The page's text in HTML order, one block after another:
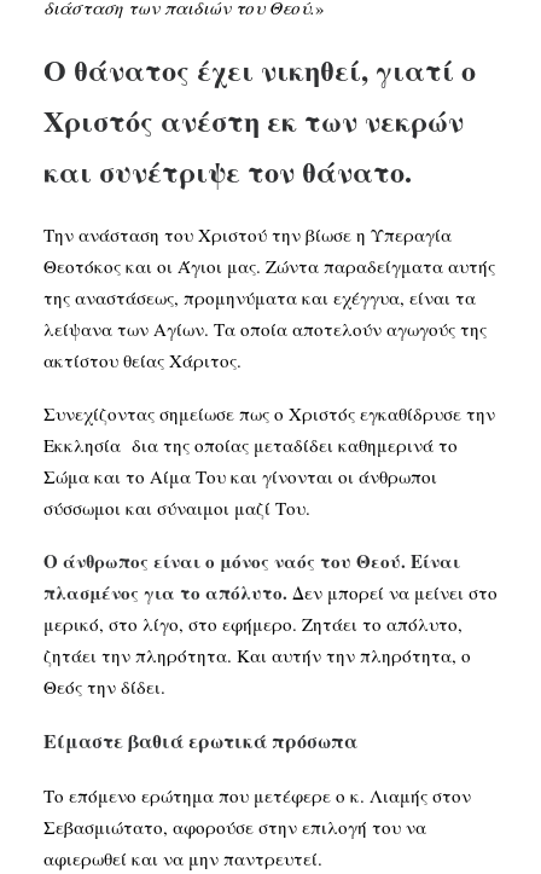
διάσταση των παιδιών του Θεού.»
Ο θάνατος έχει νικηθεί, γιατί ο
Χριστός ανέστη εκ των νεκρών
και συνέτριψε τον θάνατο.
Την ανάσταση του Χριστού την βίωσε η Υπεραγία
Θεοτόκος και οι Άγιοι μας. Ζώντα παραδείγματα αυτής
της αναστάσεως, προμηνύματα και εχέγγυα, είναι τα
λείψανα των Αγίων. Τα οποία αποτελούν αγωγούς της
ακτίστου θείας Χάριτος.
Συνεχίζοντας σημείωσε πως ο Χριστός εγκαθίδρυσε την
Εκκλησία δια της οποίας μεταδίδει καθημερινά το
Σώμα και το Αίμα Του και γίνονται οι άνθρωποι
σύσσωμοι και σύναιμοι μαζί Του.
Ο άνθρωπος είναι ο μόνος ναός του Θεού. Είναι
πλασμένος για το απόλυτο. Δεν μπορεί να μείνει στο
μερικό, στο λίγο, στο εφήμερο. Ζητάει το απόλυτο,
ζητάει την πληρότητα. Και αυτήν την πληρότητα, ο
Θεός την δίδει.
Είμαστε βαθιά ερωτικά πρόσωπα
Το επόμενο ερώτημα που μετέφερε ο κ. Λιαμής στον
Σεβασμιώτατο, αφορούσε στην επιλογή του να
αφιερωθεί και να μην παντρευτεί.